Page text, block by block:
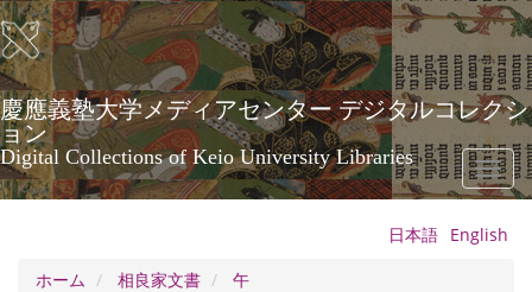
メ
イ
ン
コ
ン
テ
ン
ツ
に
慶應義塾大学メディアセンター デジタルコレクシ
ョン
Digital Collections of Keio University Libraries
Toggle
日本語 English
ホーム
相良家文書 午